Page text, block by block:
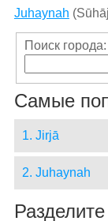
Juhaynah
Поиск города:
Самые
1. Jirjā
2. Juhaynah
Разделите